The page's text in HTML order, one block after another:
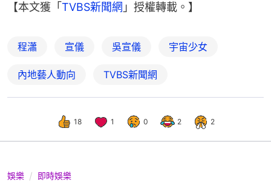
【本文獲「 TVBS新聞網 」授權轉載。】
程瀟 宣儀 吳宣儀 宇宙少女
內地藝人動向 TVBS新聞網
18 1 0 2 2
娛樂 即時娛樂